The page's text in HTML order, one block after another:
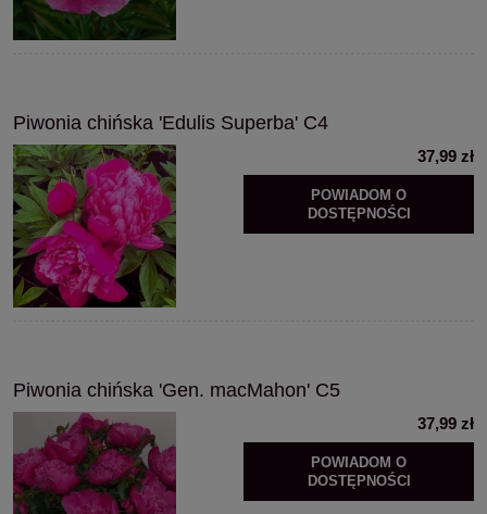
Piwonia chińska 'Edulis Superba' C4
37,99 zł
POWIADOM O
DOSTĘPNOŚCI
Piwonia chińska 'Gen. macMahon' C5
37,99 zł
POWIADOM O
DOSTĘPNOŚCI